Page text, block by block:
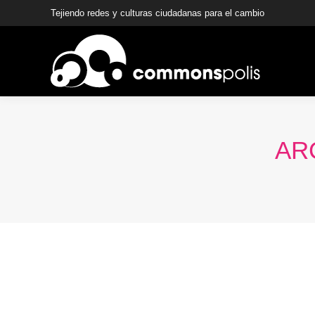
Tejiendo redes y culturas ciudadanas para el cambio